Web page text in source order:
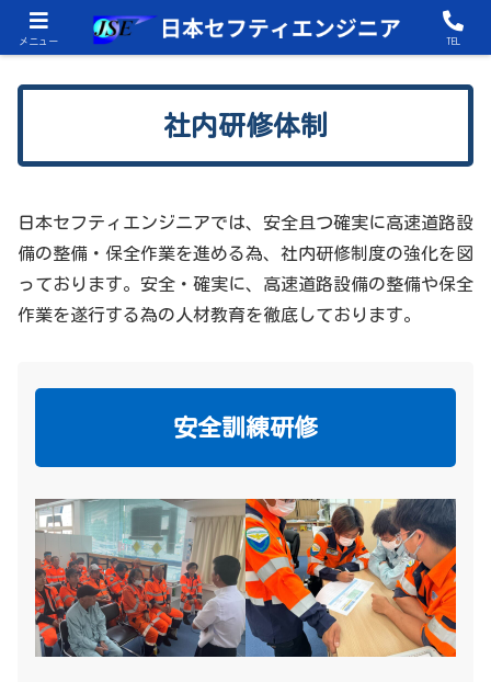
日本セフティエンジニアは積極採用活動中です！
社内研修体制
日本セフティエンジニアでは、安全且つ確実に高速道路設
備の整備・保全作業を進める為、社内研修制度の強化を図
っております。安全・確実に、高速道路設備の整備や保全
作業を遂行する為の人材教育を徹底しております。
安全訓練研修
メニュー TEL